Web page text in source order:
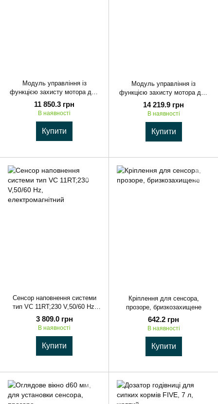
Модуль управління із
функцією захисту мотора для
1,1-1,5 кВт
11 850.3 грн
В наявності
Купити
Модуль управління із
функцією захисту мотора для
2,2 кВт
14 219.9 грн
В наявності
Купити
Сенсор наповнення системи
тип VC 11RT;230 V,50/60 Hz,
електромагнітний
3 809.0 грн
В наявності
Купити
Кріплення для сенсора,
прозоре, бризкозахищене
642.2 грн
В наявності
Купити